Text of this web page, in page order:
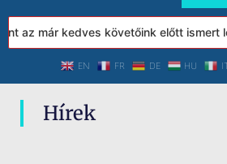
már kedves követőink előtt ismert
EN FR DE HU
Hírek